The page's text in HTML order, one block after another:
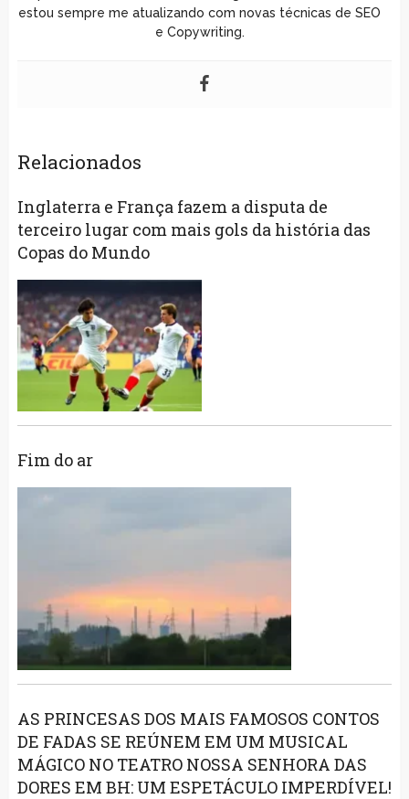
estou sempre me atualizando com novas técnicas de SEO
e Copywriting.
Relacionados
Inglaterra e França fazem a disputa de
terceiro lugar com mais gols da história das
Copas do Mundo
Fim do ar
AS PRINCESAS DOS MAIS FAMOSOS CONTOS
DE FADAS SE REÚNEM EM UM MUSICAL
MÁGICO NO TEATRO NOSSA SENHORA DAS
DORES EM BH: UM ESPETÁCULO IMPERDÍVEL!